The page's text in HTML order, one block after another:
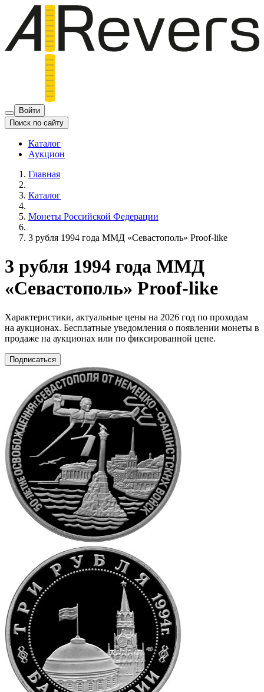
Войти
Поиск по сайту
Каталог
Аукцион
Главная
Каталог
Монеты Российской Федерации
3 рубля 1994 года ММД «Севастополь» Proof-like
3 рубля 1994 года ММД
«Севастополь» Proof-like
Характеристики, актуальные цены на 2026 год по проходам
на аукционах. Бесплатные уведомления о появлении монеты в
продаже на аукционах или по фиксированной цене.
Подписаться